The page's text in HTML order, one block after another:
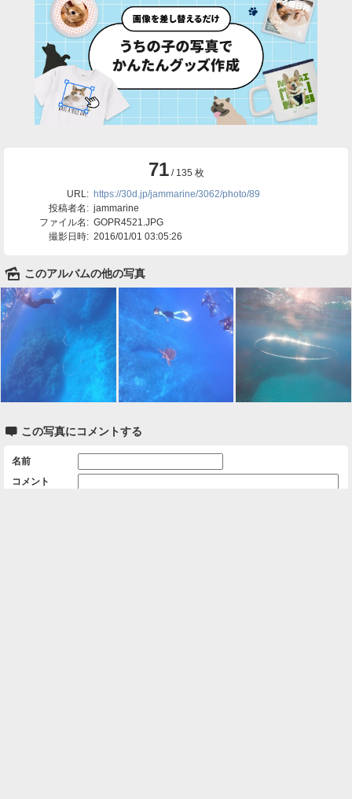
71 / 135 枚
URL: https://30d.jp/jammarine/3062/photo/89
投稿者名: jammarine
ファイル名: GOPR4521.JPG
撮影日時: 2016/01/01 03:05:26
🌄 このアルバムの他の写真
 この写真にコメントする
名前
コメント